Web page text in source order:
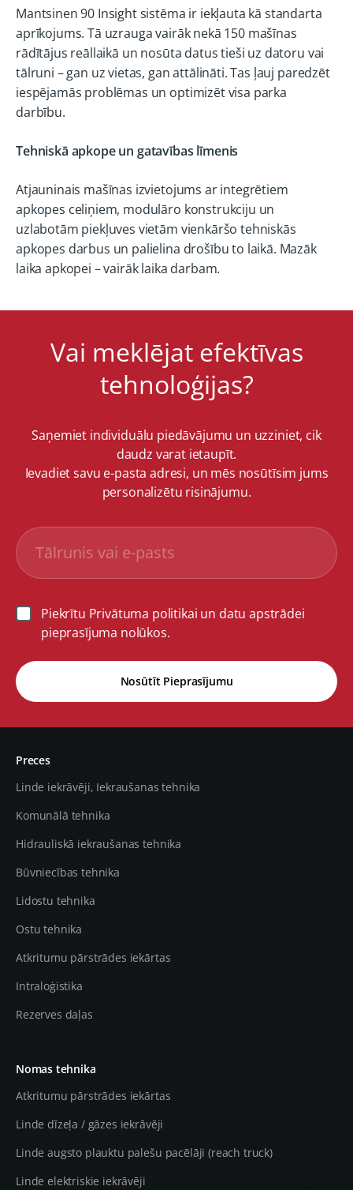
Mantsinen 90 Insight sistēma ir iekļauta kā standarta
aprīkojums. Tā uzrauga vairāk nekā 150 mašīnas
rādītājus reāllaikā un nosūta datus tieši uz datoru vai
tālruni – gan uz vietas, gan attālināti. Tas ļauj paredzēt
iespējamās problēmas un optimizēt visa parka
darbību.
Tehniskā apkope un gatavības līmenis
Atjauninais mašīnas izvietojums ar integrētiem
apkopes celiņiem, modulāro konstrukciju un
uzlabotām piekļuves vietām vienkāršo tehniskās
apkopes darbus un palielina drošību to laikā. Mazāk
laika apkopei – vairāk laika darbam.
Vai meklējat efektīvas
tehnoloģijas?
Saņemiet individuālu piedāvājumu un uzziniet, cik
daudz varat ietaupīt.
Ievadiet savu e-pasta adresi, un mēs nosūtīsim jums
personalizētu risinājumu.
Piekrītu Privātuma politikai un datu apstrādei
pieprasījuma nolūkos.
Nosūtīt Pieprasījumu
Preces
Linde iekrāvēji, Iekraušanas tehnika
Komunālā tehnika
Hidrauliskā iekraušanas tehnika
Būvniecības tehnika
Lidostu tehnika
Ostu tehnika
Atkritumu pārstrādes iekārtas
Intraloģistika
Rezerves daļas
Nomas tehnika
Atkritumu pārstrādes iekārtas
Linde dīzeļa / gāzes iekrāvēji
Linde augsto plauktu palešu pacēlāji (reach truck)
Linde elektriskie iekrāvēji